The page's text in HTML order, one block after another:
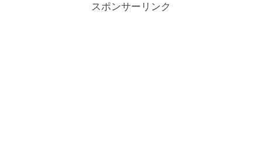
スポンサーリンク